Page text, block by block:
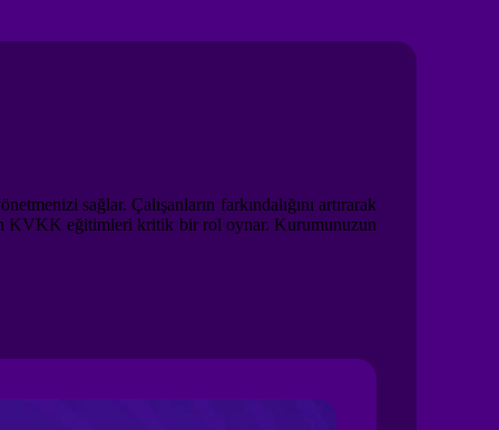
sağlar. Çalışanların farkındalığını artırarak
KVKK eğitimleri kritik bir rol oynar. Kurumunuzun